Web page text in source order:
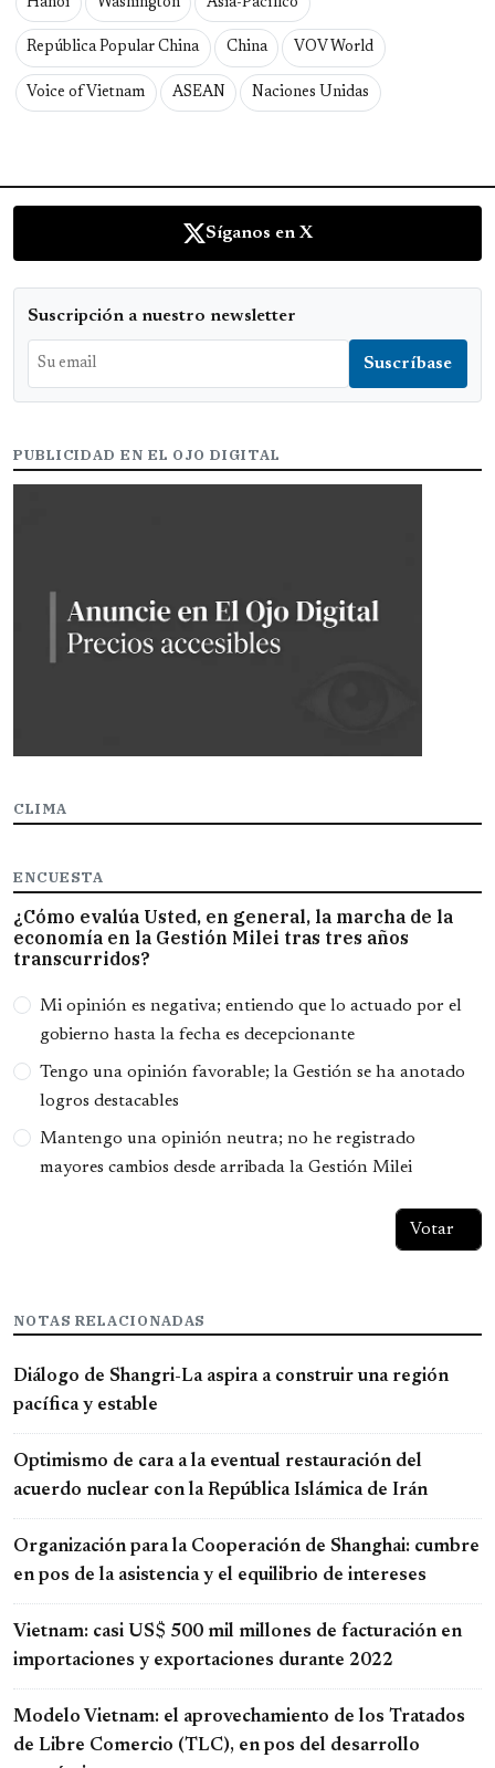
República Popular China China VOV World
Voice of Vietnam ASEAN Naciones Unidas
Síganos en X
Suscripción a nuestro newsletter
PUBLICIDAD EN EL OJO DIGITAL
CLIMA
ENCUESTA
¿Cómo evalúa Usted, en general, la marcha de la
economía en la Gestión Milei tras tres años
transcurridos?
Opciones
Mi opinión es negativa; entiendo que lo actuado por el
gobierno hasta la fecha es decepcionante
Tengo una opinión favorable; la Gestión se ha anotado
logros destacables
Mantengo una opinión neutra; no he registrado
mayores cambios desde arribada la Gestión Milei
NOTAS RELACIONADAS
Diálogo de Shangri-La aspira a construir una región
pacífica y estable
Optimismo de cara a la eventual restauración del
acuerdo nuclear con la República Islámica de Irán
Organización para la Cooperación de Shanghai: cumbre
en pos de la asistencia y el equilibrio de intereses
Vietnam: casi US$ 500 mil millones de facturación en
importaciones y exportaciones durante 2022
Modelo Vietnam: el aprovechamiento de los Tratados
de Libre Comercio (TLC), en pos del desarrollo